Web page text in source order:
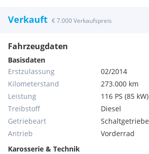
Verkauft € 7.000 Verkaufspreis
Fahrzeugdaten
Basisdaten
Erstzulassung
02/2014
Kilometerstand
273.000 km
Leistung
116 PS (85 kW)
Treibstoff
Diesel
Getriebeart
Schaltgetriebe
Antrieb
Vorderrad
Karosserie & Technik